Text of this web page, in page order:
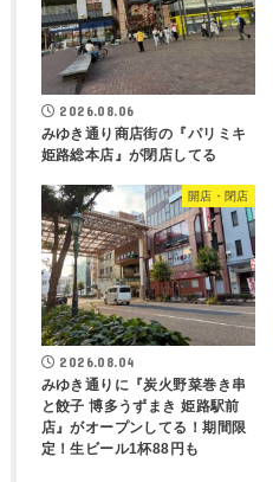
2026.08.06
みゆき通り商店街の『パリミキ
姫路総本店』が閉店してる
開店・閉店
2026.08.04
みゆき通りに『炭火野菜巻き串
と餃子 博多うずまき 姫路駅前
店』がオープンしてる！期間限
定！生ビール1杯88円も